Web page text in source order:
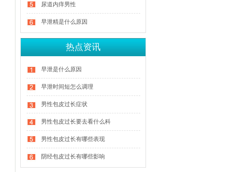
尿道内痒男性
早泄精是什么原因
热点资讯
早泄是什么原因
早泄时间短怎么调理
男性包皮过长症状
男性包皮过长要去看什么科
男性包皮过长有哪些表现
阴经包皮过长有哪些影响